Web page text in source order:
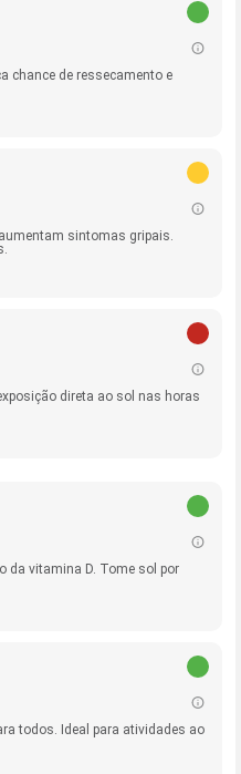
chance de ressecamento e
sintomas gripais.
direta ao sol nas horas
da vitamina D. Tome sol por
todos. Ideal para atividades ao